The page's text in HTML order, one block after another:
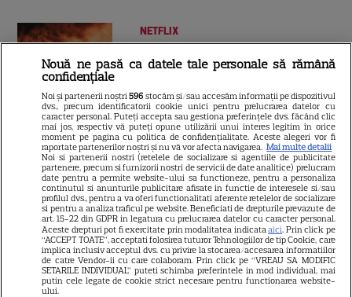
5
NETFLIX
„Palatul de Est”, noul fenomen
coreean de pe Netflix: Regele
blestemat, fantomele și
exorcistul care sfidează
moartea
PRIME VIDEO
Când „Fălci” se întâlnește cu
„Coborâre întunecată”:
Producția claustrofobă de pe
Prime Video ce nu trebuie
ratată
Nouă ne pasă ca datele tale personale să rămână
confidențiale
Noi și partenerii noștri596 stocăm și/sau accesăm informații pe dispozitivul
dvs., precum identificatorii cookie unici pentru prelucrarea datelor cu
caracter personal. Puteți accepta sau gestiona preferințele dvs. făcând clic
mai jos, respectiv vă puteți opune utilizării unui interes legitim în orice
moment pe pagina cu politica de confidențialitate. Aceste alegeri vor fi
raportate partenerilor noștri și nu vă vor afecta navigarea. Mai multe detalii
Noi si partenerii nostri (retelele de socializare si agentiile de publicitate
partenere, precum si furnizorii nostri de servicii de date analitice) prelucram
date pentru a permite website-ului sa functioneze, pentru a personaliza
continutul si anunturile publicitare afisate in functie de interesele si/sau
profilul dvs., pentru a va oferi functionalitati aferente retelelor de socializare
si pentru a analiza traficul pe website. Beneficiati de drepturile prevazute de
art. 15-22 din GDPR in legatura cu prelucrarea datelor cu caracter personal.
Aceste drepturi pot fi exercitate prin modalitatea indicataaici. Prin click pe
“ACCEPT TOATE”, acceptati folosirea tuturor Tehnologiilor de tip Cookie, care
implica inclusiv acceptul dvs. cu privire la stocarea/accesarea informatiilor
de catre Vendor-ii cu care colaboram. Prin click pe “VREAU SA MODIFIC
SETARILE INDIVIDUAL” puteti schimba preferintele in mod individual, mai
putin cele legate de cookie strict necesare pentru functionarea website-
ului.